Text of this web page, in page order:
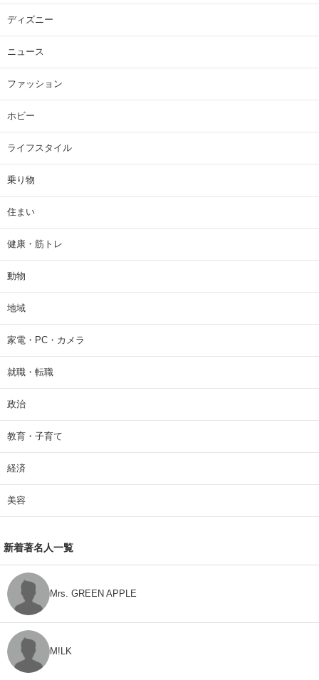
ディズニー
ニュース
ファッション
ホビー
ライフスタイル
乗り物
住まい
健康・筋トレ
動物
地域
家電・PC・カメラ
就職・転職
政治
教育・子育て
経済
美容
新着著名人一覧
Mrs. GREEN APPLE
M!LK